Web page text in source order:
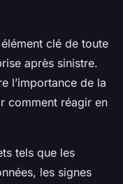
clé de toute
après sinistre.
l’importance de la
comment réagir en
tels que les
les signes